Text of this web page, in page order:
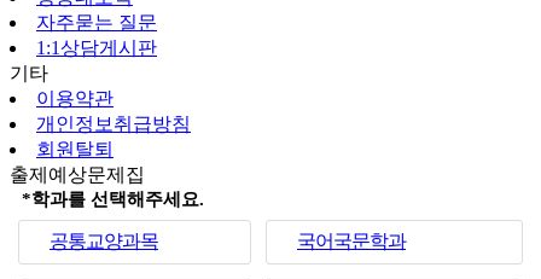
자주묻는 질문
1:1상담게시판
기타
이용약관
개인정보취급방침
회원탈퇴
출제예상문제집
*학과를 선택해주세요.
공통교양과목 국어국문학과